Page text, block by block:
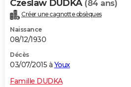
Czeslaw DUDKA (84 ans)
Créer une cagnotte obsèques
Naissance
08/12/1930
Décès
03/07/2015 à Youx
Famille DUDKA